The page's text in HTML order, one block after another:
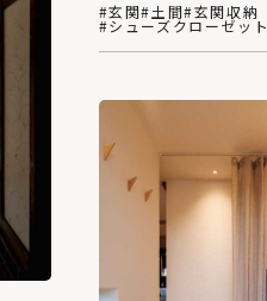
#玄関#土間#玄関収納
#シューズクローゼット